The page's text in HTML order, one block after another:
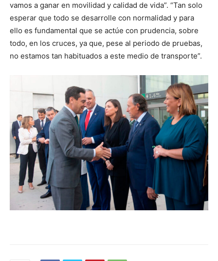
vamos a ganar en movilidad y calidad de vida”. “Tan solo
esperar que todo se desarrolle con normalidad y para
ello es fundamental que se actúe con prudencia, sobre
todo, en los cruces, ya que, pese al periodo de pruebas,
no estamos tan habituados a este medio de transporte”.